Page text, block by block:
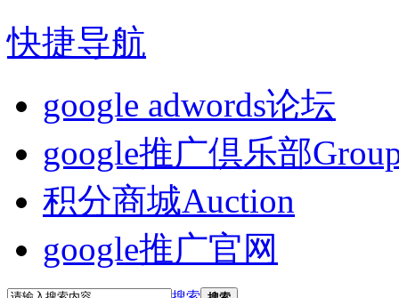
快捷导航
google adwords论坛
google推广倶乐部
积分商城Auction
google推广官网